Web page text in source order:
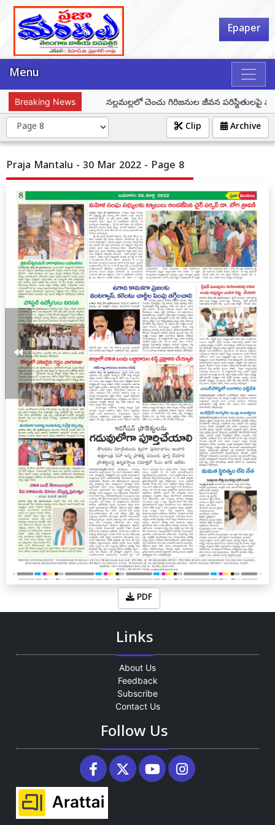
Epaper
Menu
Breaking News
సీఎం రేవంత్ రెడ్డి నల్లమల్లలో చెంచు గిరిజనుల జీవన పరిస్థితులపై
Archive
Clip
Praja Mantalu - 30 Mar 2022 - Page 8
PDF
Links
About Us
Feedback
Subscribe
Contact Us
Follow Us